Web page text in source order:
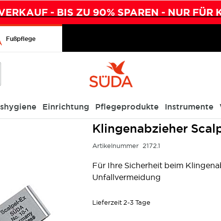
- BIS ZU 90% SPAREN - NUR FÜR
Fußpflege
Einrichtung Pflegeprodukte Instrumente
Klingenabzieher
Artikelnummer 2172.1
Für Ihre Sicherheit beim
Unfallvermeidung
Lieferzeit 2-3 Tage